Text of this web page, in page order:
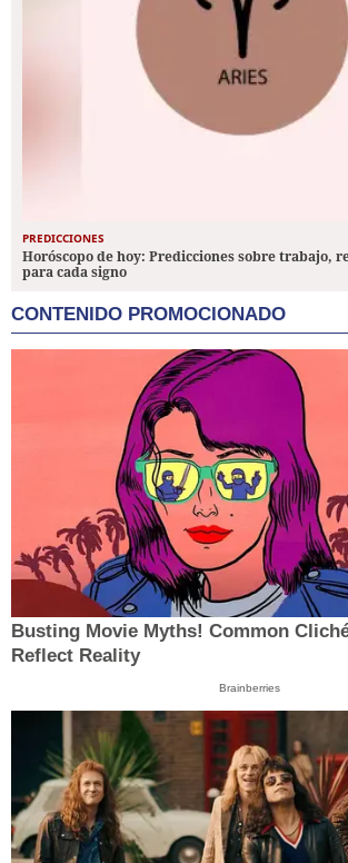
PREDICCIONES
Horóscopo de hoy: Predicciones sobre trabajo,
para cada signo
CONTENIDO PROMOCIONADO
Busting Movie Myths! Common
Reflect Reality
Brainberries